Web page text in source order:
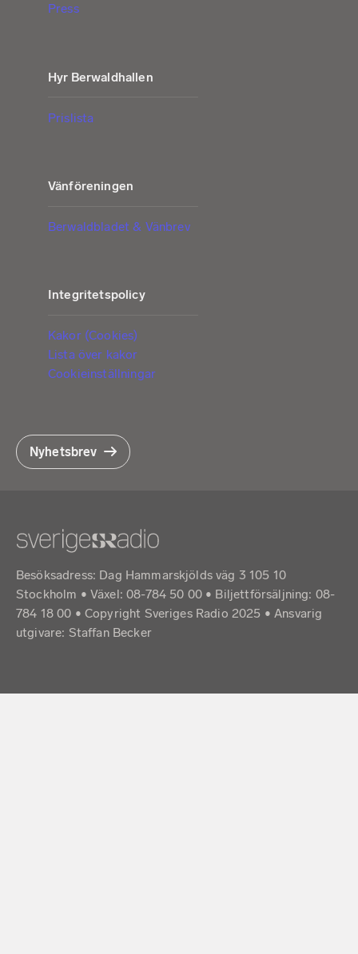
Press
Hyr Berwaldhallen
Prislista
Vänföreningen
Berwaldbladet & Vänbrev
Integritetspolicy
Kakor (Cookies)
Lista över kakor
Cookieinställningar
Nyhetsbrev
Besöksadress: Dag Hammarskjölds väg 3 105 10
Stockholm • Växel: 08-784 50 00 • Biljettförsäljning: 08-
784 18 00 • Copyright Sveriges Radio 2025 •Ansvarig
utgivare: Staffan Becker